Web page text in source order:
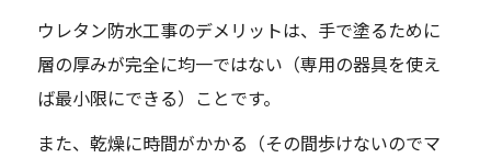
ウレタン防水工事のデメリットは、手で塗るために
層の厚みが完全に均一ではない（専用の器具を使え
ば最小限にできる）ことです。
また、乾燥に時間がかかる（その間歩けないのでマ